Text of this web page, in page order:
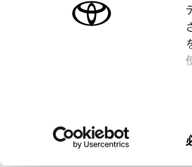
トヨタ認定中古車
トヨタ認定